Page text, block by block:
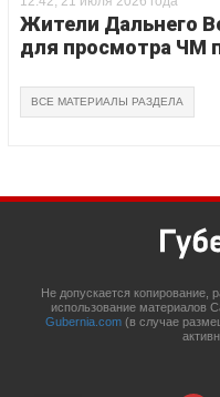
Жители Дальнего
для просмотра ЧМ
ВСЕ МАТЕРИАЛЫ РАЗДЕЛА
Не допускается копирование,
использование материалов
Gubernia.com (в случае